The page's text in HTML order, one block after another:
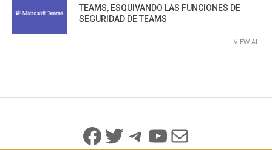
TEAMS, ESQUIVANDO LAS FUNCIONES DE
SEGURIDAD DE TEAMS
VIEW ALL
Facebook
Twitter
Telegram
YouTube
Mail